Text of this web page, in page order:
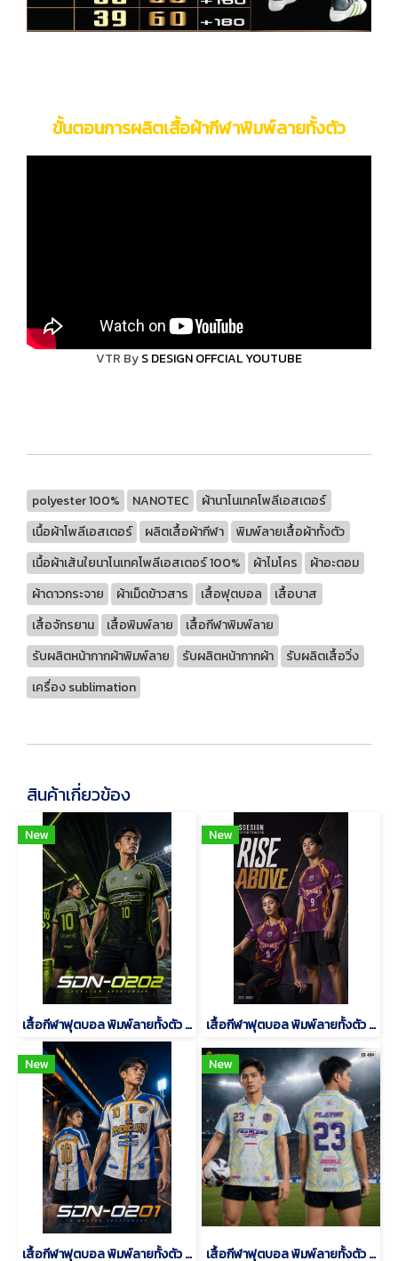
ขั้นตอนการผลิตเสื้อผ้ากีฬาพิมพ์ลายทั้งตัว
VTR ByS DESIGN OFFCIAL YOUTUBE
polyester 100% NANOTEC
ผ้านาโนเทคโพลีเอสเตอร์
เนื้อผ้าโพลีเอสเตอร์
ผลิตเสื้อผ้ากีฬา
พิมพ์ลายเสื้อผ้าทั้งตัว
เนื้อผ้าเส้นใยนาโนเทคโพลีเอสเตอร์ 100%
ผ้าไมโคร
ผ้าอะตอม
ผ้าดาวกระจาย
ผ้าเม็ดข้าวสาร เสื้อฟุตบอล
เสื้อบาส
เสื้อจักรยาน
เสื้อพิมพ์ลาย
เสื้อกีฬาพิมพ์ลาย
รับผลิตหน้ากากผ้าพิมพ์ลาย
รับผลิตหน้ากากผ้า
รับผลิตเสื้อวิ่ง
เครื่อง sublimation
สินค้าเกี่ยวข้อง
New
เสื้อกีฬาฟุตบอล พิมพ์ลายทั้งตัว เนื้อผ้า "นาโนเทค"SDN-0202
New
เสื้อกีฬาฟุตบอล พิมพ์ลายทั้งตัว เนื้อผ้า "นาโนเทค"SD-500
New
เสื้อกีฬาฟุตบอล พิมพ์ลายทั้งตัว เนื้อผ้า "นาโนเทค"SDN-0201
New
เสื้อกีฬาฟุตบอล พิมพ์ลายทั้งตัว เนื้อผ้า "นาโนเทค"SD-484